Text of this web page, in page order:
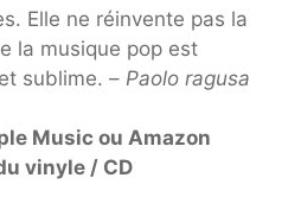
Elle ne réinvente pas la
la musique pop est
sublime. – Paolo ragusa
Music ou Amazon
vinyle / CD